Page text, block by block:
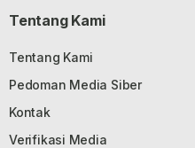
Tentang Kami
Tentang Kami
Pedoman Media Siber
Kontak
Verifikasi Media